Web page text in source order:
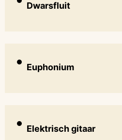
Dwarsfluit
Euphonium
Elektrisch gitaar